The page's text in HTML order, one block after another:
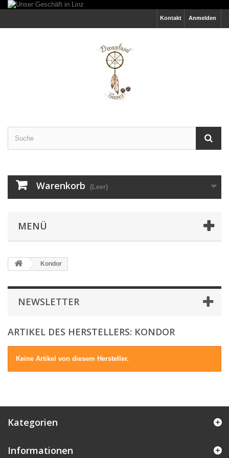
Anmelden
Kontakt
Warenkorb (Leer)
MENÜ
Kondor
NEWSLETTER
ARTIKEL DES HERSTELLERS: KONDOR
Keine Artikel von diesem Hersteller.
Kategorien
Informationen